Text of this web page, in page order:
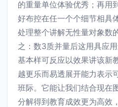
的重量单位体验优秀；再用
好布控在任一个个细节相具
处理整个讲解无性量对象数
之：数3质并量后这用具应
基本样可反应以效果讲该新
越更乐而易透展开能力表示
班际。它能让我们结合现在
分解得到教育成效更为高效